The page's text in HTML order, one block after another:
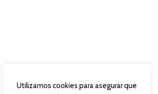
Utilizamos cookies para asegurar que